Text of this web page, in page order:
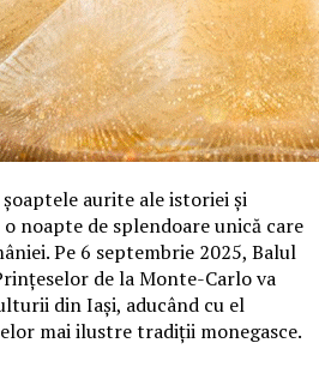
șoaptele aurite ale istoriei și
noapte de splendoare unică care
Pe 6 septembrie 2025, Balul
de la Monte-Carlo va
din Iași, aducând cu el
mai ilustre tradiții monegasce.